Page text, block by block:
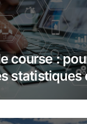
course :
statistiques
en sport